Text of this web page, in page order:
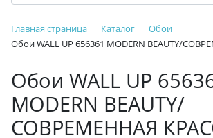
Главная страница Каталог
Обои
Обои WALL UP 656361 MODERN BEAUTY/
Обои WALL UP
MODERN BEAUTY/
СОВРЕМЕННАЯ